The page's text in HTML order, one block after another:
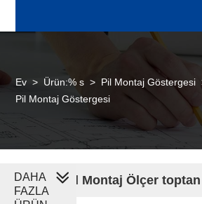
Ev > Ürün:% s > Pil Montaj Göstergesi
Pil Montaj Göstergesi
Ucuz Pil Montaj Ölçer toptan
DAHA
FAZLA